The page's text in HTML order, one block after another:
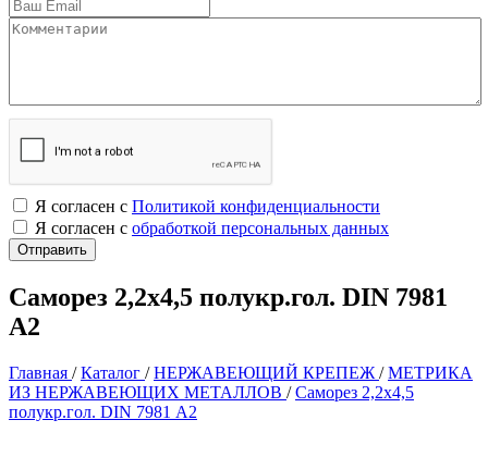
Я согласен с Политикой конфиденциальности
Я согласен с обработкой персональных данных
Саморез 2,2х4,5 полукр.гол. DIN 7981
А2
Главная /Каталог /НЕРЖАВЕЮЩИЙ КРЕПЕЖ /МЕТРИКА
ИЗ НЕРЖАВЕЮЩИХ МЕТАЛЛОВ /Саморез 2,2х4,5
полукр.гол. DIN 7981 А2